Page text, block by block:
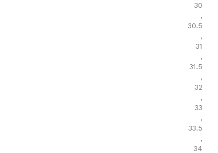
30
,
30.5
,
31
,
31.5
,
32
,
33
,
33.5
,
34